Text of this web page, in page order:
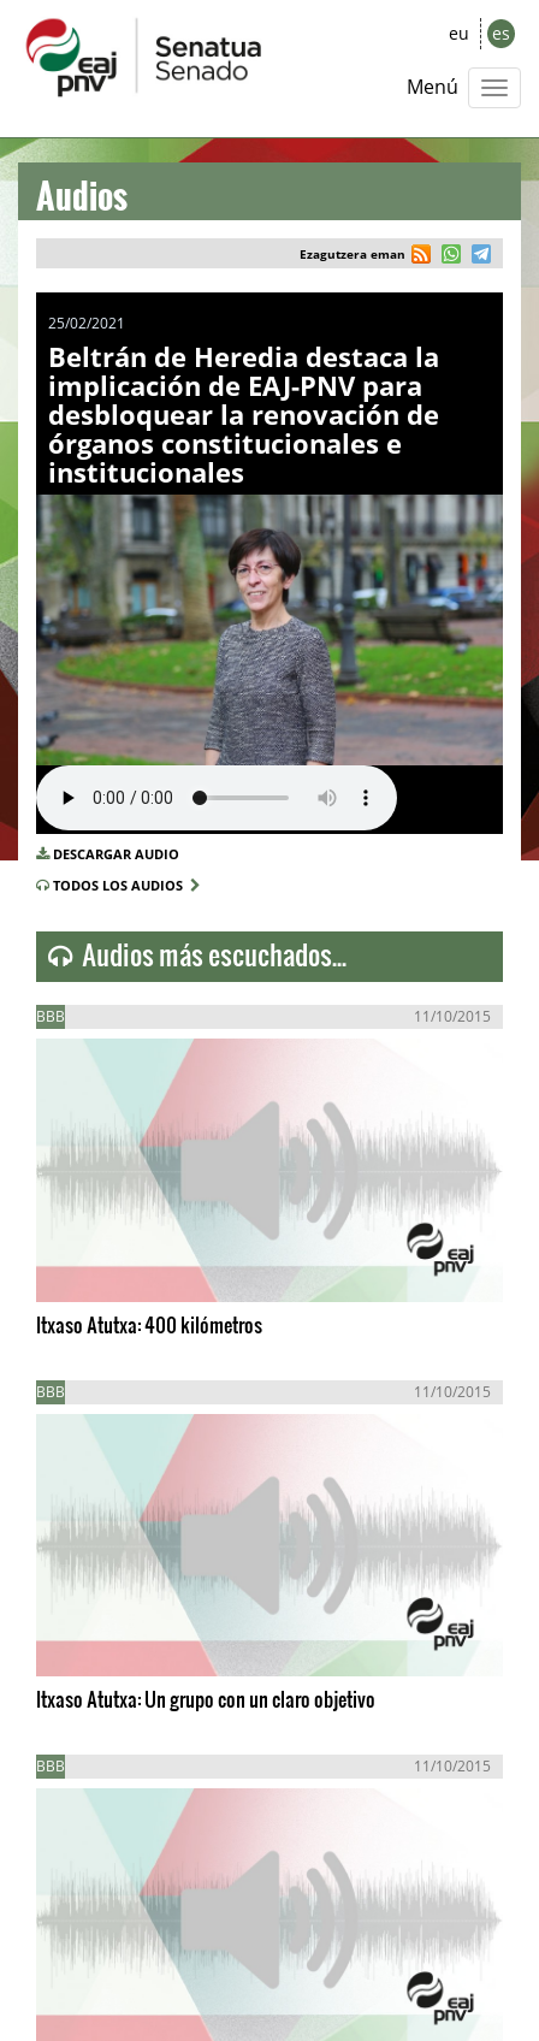
eu es
Menú
Audios
Ezagutzera eman
25/02/2021
Beltrán de Heredia destaca la
implicación de EAJ-PNV para
desbloquear la renovación de
órganos constitucionales e
institucionales
DESCARGAR AUDIO
TODOS LOS AUDIOS
Audios más escuchados...
BBB 11/10/2015
Itxaso Atutxa: 400 kilómetros
BBB 11/10/2015
Itxaso Atutxa: Un grupo con un claro objetivo
BBB 11/10/2015